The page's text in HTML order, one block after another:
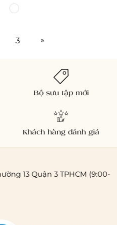
3 »
Bộ sưu tập mới
Khách hàng đánh giá
13 Quận 3 TPHCM (9:00-